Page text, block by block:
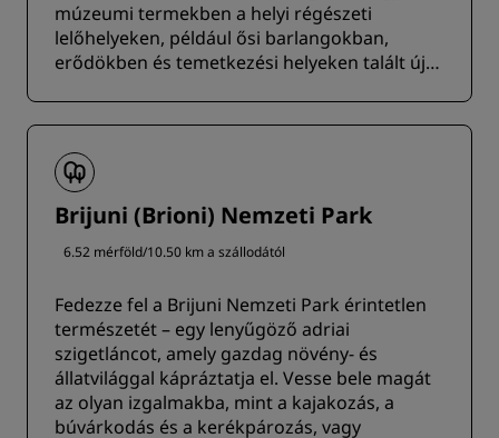
múzeumi termekben a helyi régészeti
lelőhelyeken, például ősi barlangokban,
erődökben és temetkezési helyeken talált új
Brijuni (Brioni) Nemzeti Park
6.52 mérföld/10.50 km a szállodától
Fedezze fel a Brijuni Nemzeti Park érintetlen
természetét – egy lenyűgöző adriai
szigetláncot, amely gazdag növény- és
állatvilággal kápráztatja el. Vesse bele magát
az olyan izgalmakba, mint a kajakozás, a
búvárkodás és a kerékpározás, vagy